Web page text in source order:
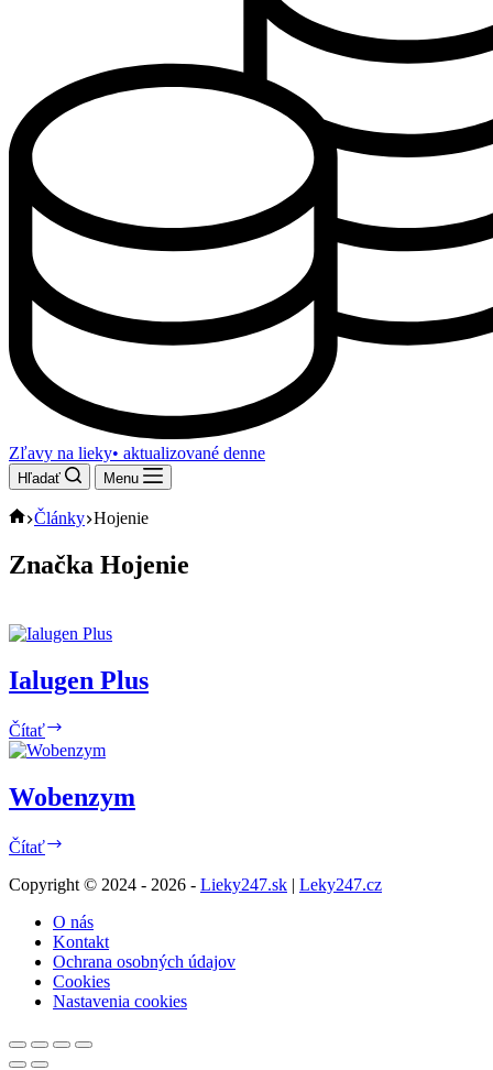
Zľavy na lieky• aktualizované denne
Hľadať Menu
Domov
Články Hojenie
Značka Hojenie
Ialugen Plus
Čítať
Plus
Wobenzym
Čítať
Copyright © 2024 - 2026 - Lieky247.sk | Leky247.cz
O nás
Kontakt
Ochrana osobných údajov
Cookies
Nastavenia cookies